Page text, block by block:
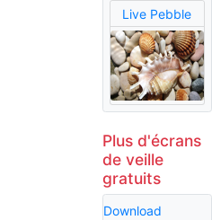
Live Pebble
Plus d'écrans
de veille
gratuits
Download